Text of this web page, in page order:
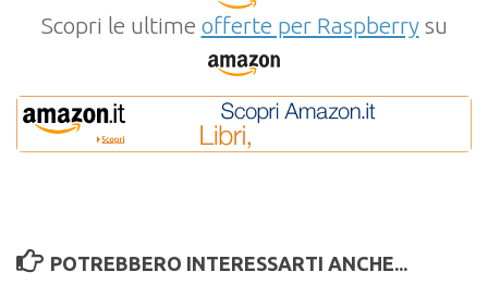
Scopri le ultime offerte per Raspberrysu
POTREBBERO INTERESSARTI ANCHE...